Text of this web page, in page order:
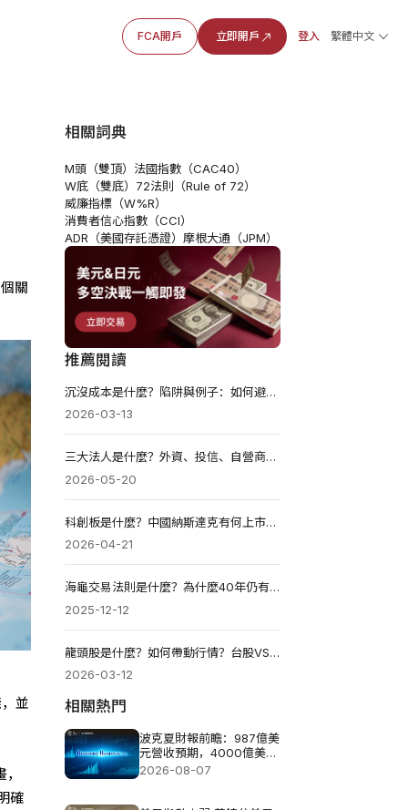
FCA開戶 立即開戶 登入 繁體中文
關
並
確
相關詞典
M頭（雙頂） 法國指數（CAC40）
W底（雙底） 72法則（Rule of 72）
威廉指標（W%R）
消費者信心指數（CCI）
ADR（美國存託憑證） 摩根大通（JPM）
推薦閱讀
沉沒成本是什麼？陷阱與例子：如何避免並正確利用它？
2026-03-13
三大法人是什麼？外資、投信、自營商買賣超解讀（2026）
2026-05-20
科創板是什麼？中國納斯達克有何上市條件和交易規則？
2026-04-21
海龜交易法則是什麼？為什麼40年仍有效？ 2026實用指南
2025-12-12
龍頭股是什麼？如何帶動行情？台股VS美股AI龍頭有哪些？
2026-03-12
相關熱門
波克夏財報前瞻：987億美
元營收預期，4000億美元
現金如何佈局?
2026-08-07